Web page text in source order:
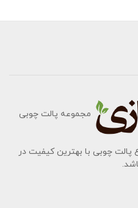
مجموعه پالت چوبی
پالت چوبی با بهترین کیفیت در